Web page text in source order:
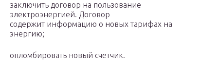
заключить договор на пользование
электроэнергией. Договор
содержит информацию о новых тарифах на
энергию;
опломбировать новый счетчик.